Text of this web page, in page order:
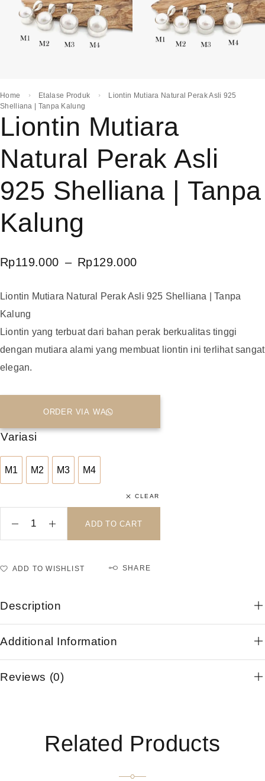
Home Etalase Produk
Liontin Mutiara Natural Perak Asli 925
Shelliana | Tanpa Kalung
Liontin Mutiara
Natural Perak Asli
925 Shelliana | Tanpa
Kalung
Rp119.000 – Rp129.000
Liontin Mutiara Natural Perak Asli 925 Shelliana | Tanpa
Kalung
Liontin yang terbuat dari bahan perak berkualitas tinggi
dengan mutiara alami yang membuat liontin ini terlihat sangat
elegan.
ORDER VIA WA
Variasi
M1
M1
M2
M2
M3
M3
M4
M4
CLEAR
ADD TO CART
ADD TO WISHLIST SHARE
Description
Additional Information
Reviews (0)
Related Products